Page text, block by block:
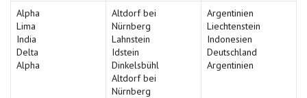
Alpha
Lima
India
Delta
Alpha
Altdorf bei
Nürnberg
Lahnstein
Idstein
Dinkelsbühl
Altdorf bei
Nürnberg
Argentinien
Liechtenstein
Indonesien
Deutschland
Argentinien